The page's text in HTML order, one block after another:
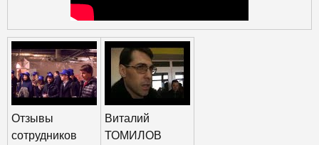
Отзывы
сотрудников
Виталий
ТОМИЛОВ